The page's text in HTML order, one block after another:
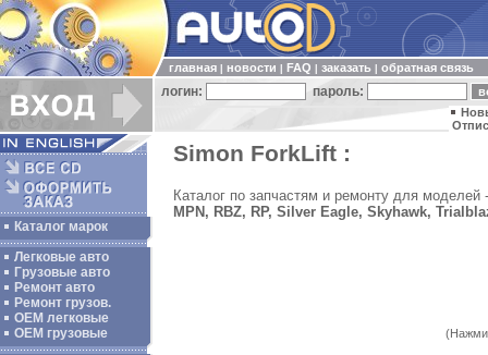
главная новости FAQ заказать обратная связь
логин: пароль:
Каталог марок
Легковые авто
Грузовые авто
Ремонт авто
Ремонт грузов.
ОЕМ легковые
OEM грузовые
Simon ForkLift :
Каталог по запчастям и ремонту для моделей
MPN, RBZ, RP, Silver Eagle, Skyhawk,